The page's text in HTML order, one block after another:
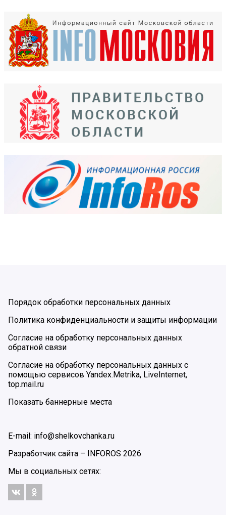
Порядок обработки персональных данных
Политика конфиденциальности и защиты информации
Согласие на обработку персональных данных
обратной связи
Согласие на обработку персональных данных с
помощью сервисов Yandex.Metrika, LiveInternet,
top.mail.ru
Показать баннерные места
E-mail: info@shelkovchanka.ru
Разработчик сайта –
INFOROS 2026
Мы в социальных сетях: